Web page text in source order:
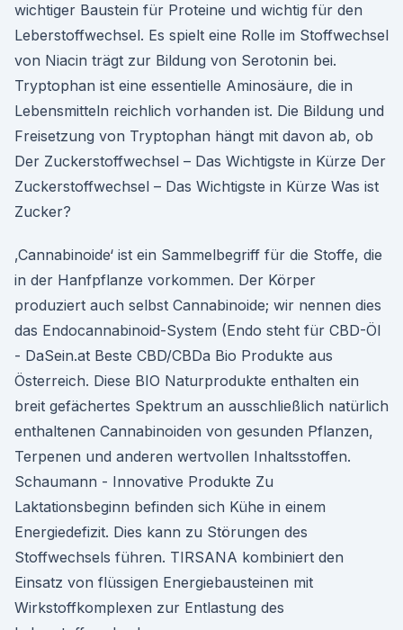
wichtiger Baustein für Proteine und wichtig für den
Leberstoffwechsel. Es spielt eine Rolle im Stoffwechsel
von Niacin trägt zur Bildung von Serotonin bei.
Tryptophan ist eine essentielle Aminosäure, die in
Lebensmitteln reichlich vorhanden ist. Die Bildung und
Freisetzung von Tryptophan hängt mit davon ab, ob
Der Zuckerstoffwechsel – Das Wichtigste in Kürze Der
Zuckerstoffwechsel – Das Wichtigste in Kürze Was ist
Zucker?
‚Cannabinoide‘ ist ein Sammelbegriff für die Stoffe, die
in der Hanfpflanze vorkommen. Der Körper
produziert auch selbst Cannabinoide; wir nennen dies
das Endocannabinoid-System (Endo steht für CBD-Öl
- DaSein.at Beste CBD/CBDa Bio Produkte aus
Österreich. Diese BIO Naturprodukte enthalten ein
breit gefächertes Spektrum an ausschließlich natürlich
enthaltenen Cannabinoiden von gesunden Pflanzen,
Terpenen und anderen wertvollen Inhaltsstoffen.
Schaumann - Innovative Produkte Zu
Laktationsbeginn befinden sich Kühe in einem
Energiedefizit. Dies kann zu Störungen des
Stoffwechsels führen. TIRSANA kombiniert den
Einsatz von flüssigen Energiebausteinen mit
Wirkstoffkomplexen zur Entlastung des